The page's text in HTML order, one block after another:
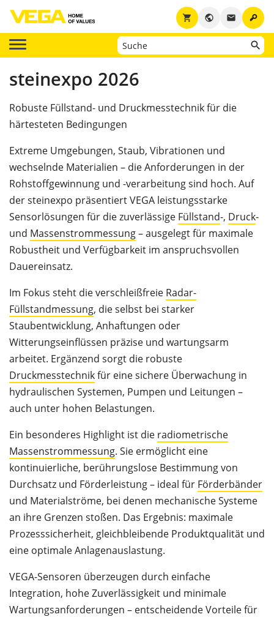
key
email
public
shopping_cart
steinexpo 2026
Robuste Füllstand- und Druckmesstechnik für die
härtesteten Bedingungen
Extreme Umgebungen, Staub, Vibrationen und
wechselnde Materialien – die Anforderungen in der
Rohstoffgewinnung und -verarbeitung sind hoch. Auf
der steinexpo präsentiert VEGA leistungsstarke
Sensorlösungen für die zuverlässige Füllstand-, Druck-
und Massenstrommessung– ausgelegt für maximale
Robustheit und Verfügbarkeit im anspruchsvollen
Dauereinsatz.
Im Fokus steht die verschleißfreie Radar-
Füllstandmessung, die selbst bei starker
Staubentwicklung, Anhaftungen oder
Witterungseinflüssen präzise und wartungsarm
arbeitet. Ergänzend sorgt die robuste
Druckmesstechnikfür eine sichere Überwachung in
hydraulischen Systemen, Pumpen und Leitungen –
auch unter hohen Belastungen.
Ein besonderes Highlight ist die radiometrische
Massenstrommessung. Sie ermöglicht eine
kontinuierliche, berührungslose Bestimmung von
Durchsatz und Förderleistung – ideal für Förderbänder
und Materialströme, bei denen mechanische Systeme
an ihre Grenzen stoßen. Das Ergebnis: maximale
Prozesssicherheit, gleichbleibende Produktqualität und
eine optimale Anlagenauslastung.
VEGA-Sensoren überzeugen durch einfache
Integration, hohe Zuverlässigkeit und minimale
Wartungsanforderungen – entscheidende Vorteile für